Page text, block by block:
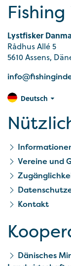
Lystfisker
Rådhus Allé 5
5610 Assens,
Deutsch
Vereine und
Kontakt
Dänisches